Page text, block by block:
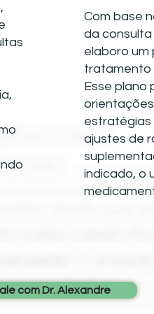
Com base
da consulta
elaboro um
tratamento
Esse plano
estratégias
ajustes de
indicado, o
com Dr. Alexandre